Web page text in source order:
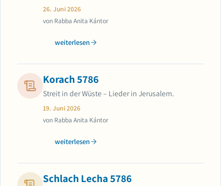
26. Juni 2026
von Rabba Anita Kántor
weiterlesen
Korach 5786
Streit in der Wüste – Lieder in Jerusalem.
19. Juni 2026
von Rabba Anita Kántor
weiterlesen
Schlach Lecha 5786